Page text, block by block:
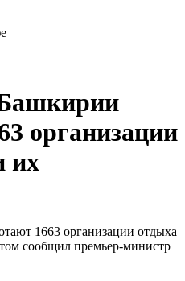
организации
их
1663 организации отдыха
сообщил премьер-министр